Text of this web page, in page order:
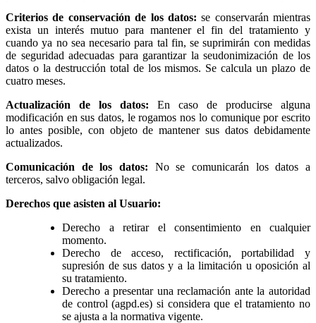
Criterios de conservación de los datos: se conservarán mientras
exista un interés mutuo para mantener el fin del tratamiento y
cuando ya no sea necesario para tal fin, se suprimirán con medidas
de seguridad adecuadas para garantizar la seudonimización de los
datos o la destrucción total de los mismos. Se calcula un plazo de
cuatro meses.
Actualización de los datos: En caso de producirse alguna
modificación en sus datos, le rogamos nos lo comunique por escrito
lo antes posible, con objeto de mantener sus datos debidamente
actualizados.
Comunicación de los datos: No se comunicarán los datos a
terceros, salvo obligación legal.
Derechos que asisten al Usuario:
Derecho a retirar el consentimiento en cualquier
momento.
Derecho de acceso, rectificación, portabilidad y
supresión de sus datos y a la limitación u oposición al
su tratamiento.
Derecho a presentar una reclamación ante la autoridad
de control (agpd.es) si considera que el tratamiento no
se ajusta a la normativa vigente.